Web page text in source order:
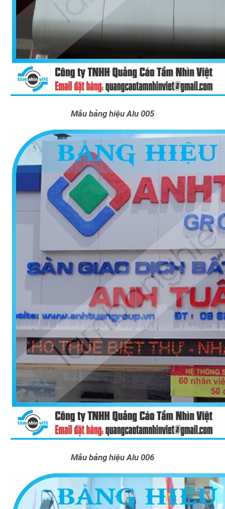
Mẫu bảng hiệu Alu 005
Mẫu bảng hiệu Alu 006